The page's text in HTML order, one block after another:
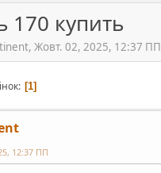
170 купить
Жовт. 02, 2025, 12:37 ПП
1
12:37 ПП